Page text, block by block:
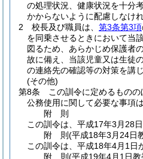
の処理状況、健康状況を十分
かからないように配慮しなけ
2
校長及び職員は、 第3条第3項
を同乗させるときにおいて当
図るため、あらかじめ保護者
故に備え、当該児童又は生徒
の連絡先の確認等の対策を講
(その他)
第8条
この訓令に定めるもの
公務使用に関して必要な事項
附 則
この訓令は、平成17年3月28日
附 則(平成18年3月24日
この訓令は、平成18年4月1日
附 則(平成19年4月1日教